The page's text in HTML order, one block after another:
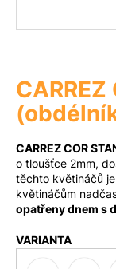
Přihlášení
CARREZ
CARREZ COR
o tloušťce 2mm,
těchto květináčů
květináčům
opatřeny dnem s
VARIANTA
t
?
D